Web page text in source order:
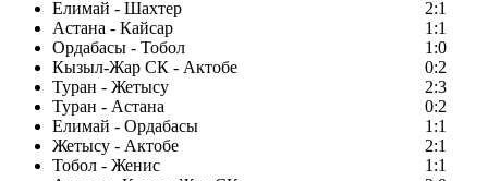
Елимай - Шахтер
2:1
Астана - Кайсар
1:1
Ордабасы - Тобол
1:0
Кызыл-Жар СК - Актобе
0:2
Туран - Жетысу
2:3
Туран - Астана
0:2
Елимай - Ордабасы
1:1
Жетысу - Актобе
2:1
Тобол - Женис
1:1